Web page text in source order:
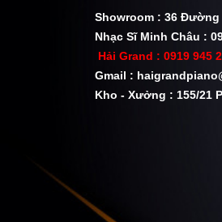
Showroom : 36 Đường
Nhạc Sĩ Minh Châu :
Hải Grand : 0919 945
Gmail :
Kho - Xưởng : 155/21